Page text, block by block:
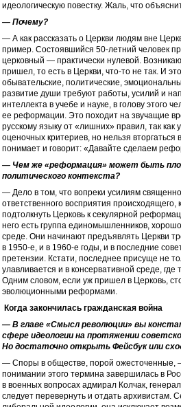
идеологическую повестку. Жаль, что
— Почему?
— А как рассказать о Церкви людям вне
пример. Состоявшийся 50-летний человек
церковный — практически нулевой.
пришел, то есть в Церкви, что-то не так. И
обывательские, политические,
развитие души требуют работы, усилий и
интеллекта в учебе и науке, в голову этого
ее реформации. Это походит на звучащие
русскому языку от «лишних» правил, так
оценочных критериев, но нельзя
понимает и говорит: «Давайте сделаем
— Чем же «реформация» может быть
политического контекста?
— Дело в том, что вопреки усилиям
ответственного восприятия
подтолкнуть Церковь к секулярной
него есть группа единомышленников,
среде. Они начинают предъявлять Церкви
в 1950-е, и в 1960-е годы, и в последние
претензии. Кстати, последнее присуще не
улавливается и в консервативной среде,
Одним словом, если уж пришел в Церковь,
эволюционными реформами.
Когда закончилась гражданская война
— В главе «Смысл революции» вы
сфере идеологии на протяжении
Но достаточно открыть Фейсбук или
— Споры в обществе, порой ожесточенные,
понимании этого термина завершилась в
в военных вопросах адмирал Колчак,
следует перевернуть и отдать архивистам.